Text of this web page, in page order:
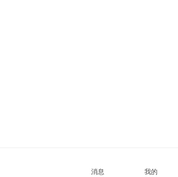
消息 我的